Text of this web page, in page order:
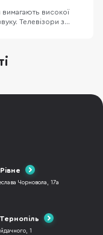
вимагають високої
Телевізори з
оновлення
картинку без
Чорновола, 17а
1